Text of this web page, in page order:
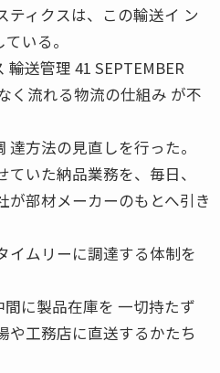
ティクスは、この輸送イ ン
いる。
輸送管理 41 SEPTEMBER
く流れる物流の仕組み が不
方法の見直しを行った。
いた納品業務を、毎日、
が部材メーカーのもとへ引き
イムリーに調達する体制を
に製品在庫を 一切持たず
や工務店に直送するかたち